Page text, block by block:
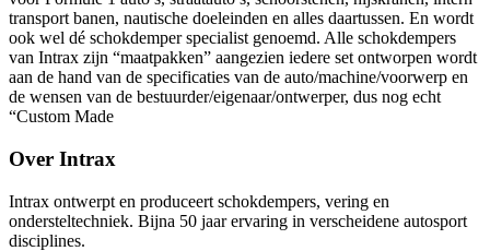
transport banen, nautische doeleinden en alles daartussen. En wordt
ook wel dé schokdemper specialist genoemd. Alle schokdempers
van Intrax zijn “maatpakken” aangezien iedere set ontworpen wordt
aan de hand van de specificaties van de auto/machine/voorwerp en
de wensen van de bestuurder/eigenaar/ontwerper, dus nog echt
“Custom Made
Over Intrax
Intrax ontwerpt en produceert schokdempers, vering en
ondersteltechniek. Bijna 50 jaar ervaring in verscheidene autosport
disciplines.